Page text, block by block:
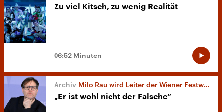
Zu viel Kitsch, zu wenig Realität
06:52 Minuten
Milo Rau wird Leiter der Wiener Festwochen
„Er ist wohl nicht der Falsche“